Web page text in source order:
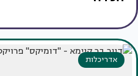
אדריכלות